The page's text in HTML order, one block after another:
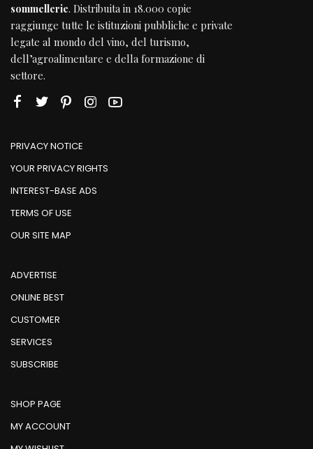
sommellerie. Distribuita in 18.000 copie
raggiunge tutte le istituzioni pubbliche e private
legate al mondo del vino, del turismo,
dell’agroalimentare e della formazione di
settore.
PRIVACY NOTICE
YOUR PRIVACY RIGHTS
INTEREST-BASE ADS
TERMS OF USE
OUR SITE MAP
ADVERTISE
ONLINE BEST
CUSTOMER
SERVICES
SUBSCRIBE
SHOP PAGE
MY ACCOUNT